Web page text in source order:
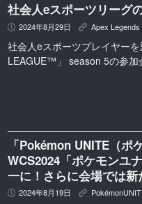
社会人eスポーツリーグ
P 2024年8月29日 K Apex Legends
社会人eスポーツプレイヤー
LEAGUE™」 season 5の参加
「Pokémon UNITE（
WCS2024「ポケモンユ
一に！さらに会場では
P 2024年8月19日 K